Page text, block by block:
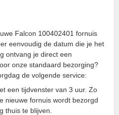
Falcon 100402401 fornuis
eenvoudig de datum die je het
ontvang je direct een
onze standaard bezorging?
de volgende service:
een tijdvenster van 3 uur. Zo
nieuwe fornuis wordt bezorgd
thuis te blijven.